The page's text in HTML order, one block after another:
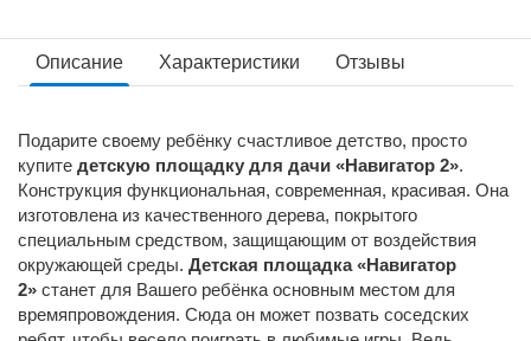
Описание Характеристики Отзывы
Подарите своему ребёнку счастливое детство, просто
купите детскую площадку для дачи «Навигатор 2».
Конструкция функциональная, современная, красивая. Она
изготовлена из качественного дерева, покрытого
специальным средством, защищающим от воздействия
окружающей среды. Детская площадка «Навигатор
2» станет для Вашего ребёнка основным местом для
времяпровождения. Сюда он может позвать соседских